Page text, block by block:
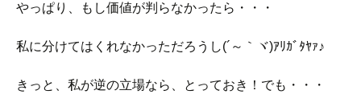
やっぱり、もし価値が判らなかったら・・・
私に分けてはくれなかっただろうし(´～｀ヾ)ｱﾘｶﾞﾀﾔｧ♪
きっと、私が逆の立場なら、とっておき！でも・・・